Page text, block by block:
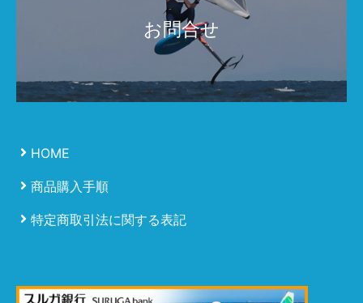
お問合せ
HOME
商品購入手順
特定商取引法に関する表記